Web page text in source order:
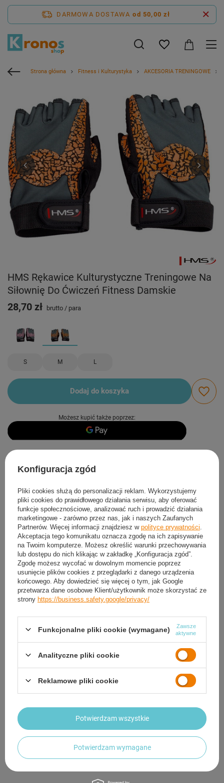
DARMOWA DOSTAWA od 50,00 zł
Strona główna Fitness i Kulturystyka AKCESORIA TRENINGOWE
HMS Rękawice Kulturystyczne Treningowe Na
Siłownię Do Ćwiczeń Fitness Damskie
S M L
28,70 zł brutto / para
Dodaj do koszyka
Możesz kupić także poprzez:
Darmowa i szybka dostawa
Sprawdź, w którym sklepie obejrzysz i kupisz od ręki
Bezpieczne zakupy
Darmowa dostawa do paczkomatu lub punktu
odbioru
Smile - dostawy ze sklepów internetowych przy zamówieniu od50,00 złsą za
darmoWięcej informacji.
SZCZEGÓŁOWE DANE
GWARANCJA
OPINIE (0)
Potrzebujesz pomocy? Masz pytania?
Zadaj pytanie a my odpowiemy niezwłocznie,
najciekawsze pytania i odpowiedzi publikując
dla innych.
Konfiguracja zgód
Pliki cookies służą do personalizacji reklam. Wykorzystujemy
pliki cookies do prawidłowego działania serwisu, aby oferować
funkcje społecznościowe, analizować ruch i prowadzić działania
marketingowe - zarówno przez nas, jak i naszych Zaufanych
Partnerów. Więcej informacji znajdziesz w polityce prywatności
Akceptacja tego komunikatu oznacza zgodę na ich zapisywanie
na Twoim komputerze. Możesz określić warunki przechowywania
lub dostępu do nich klikając w zakładkę „Konfiguracja zgód”.
Zgodę możesz wycofać w dowolnym momencie poprzez
usunięcie plików cookies z przeglądarki z danego urządzenia
końcowego. Aby dowiedzieć się więcej o tym, jak Google
przetwarza dane osobowe Klient/użytkownik może skorzystać ze
strony https://business.safety.google/privacy/
Funkcjonalne pliki cookie (wymagane)
Zawsze
aktywne
Analityczne pliki cookie
Reklamowe pliki cookie
Potwierdzam wymagane
Potwierdzam wszystkie